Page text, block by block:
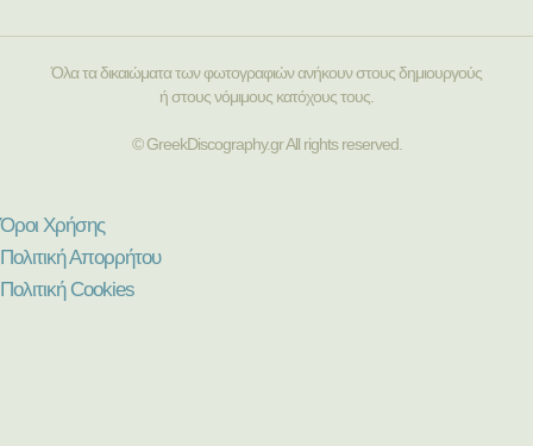
Όλα τα δικαιώματα των φωτογραφιών ανήκουν στους δημιουργούς
ή στους νόμιμους κατόχους τους.
© GreekDiscography.gr All rights reserved.
Όροι Χρήσης
Πολιτική Απορρήτου
Πολιτική Cookies